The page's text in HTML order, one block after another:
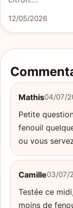
12/05/2026
Mathis04/07/
Petite
fenouil
ou vous
Camille03/07/
Testée ce
moins de